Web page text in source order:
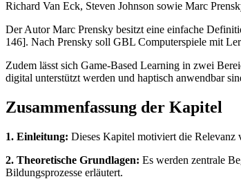
Richard Van Eck, Steven Johnson sowie Marc
Der Autor Marc Prensky besitzt eine einfache
146]. Nach Prensky soll GBL Computerspiele mit
Zudem lässt sich Game-Based Learning in zwei
digital unterstützt werden und haptisch anwendbar
Zusammenfassung der Kapitel
1. Einleitung: Dieses Kapitel motiviert die Relevanz
2. Theoretische Grundlagen: Es werden zentrale
Bildungsprozesse erläutert.